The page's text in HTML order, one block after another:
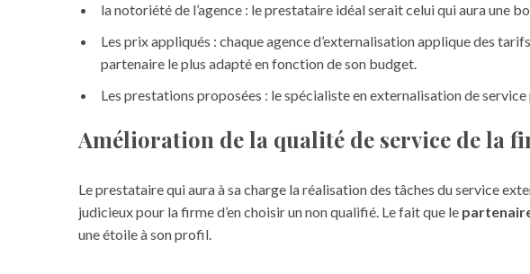
la notoriété de l’agence : le prestataire idéal serait celui qui aura une
Les prix appliqués : chaque agence d’externalisation applique des
partenaire le plus adapté en fonction de son budget.
Les prestations proposées : le spécialiste en externalisation de
Amélioration de la qualité de service de la
Le prestataire qui aura à sa charge la réalisation des tâches du service
judicieux pour la firme d’en choisir un non qualifié. Le fait que le
une étoile à son profil.